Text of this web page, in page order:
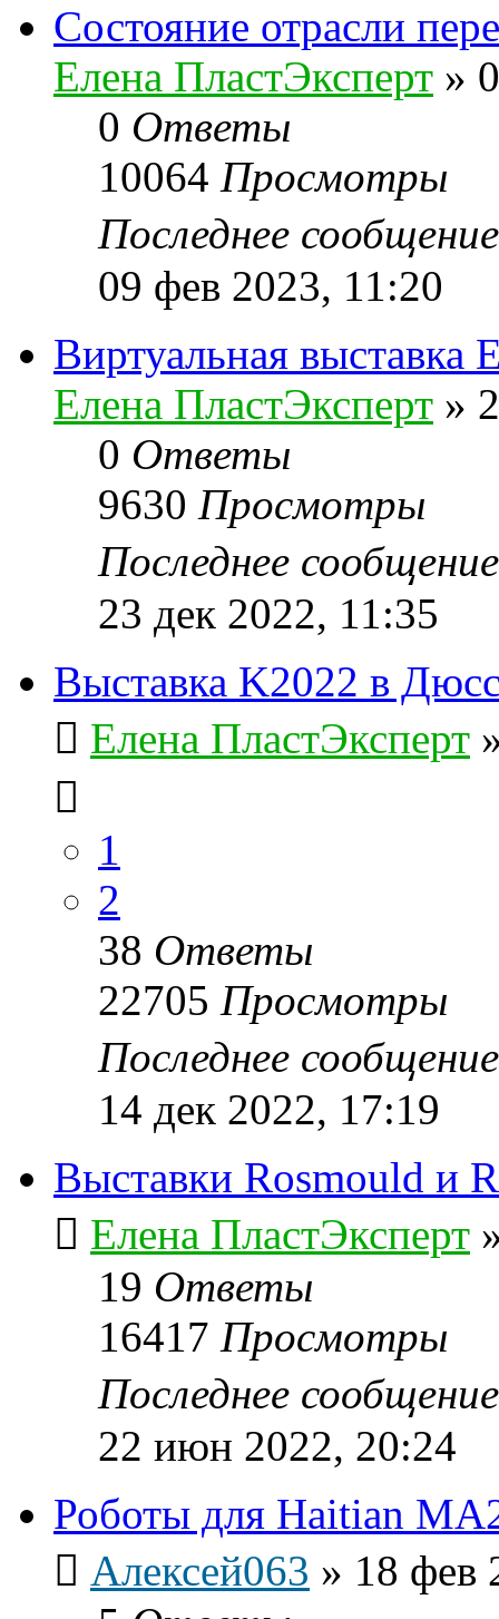
Состояние отрасли
Елена ПластЭксперт »
0 Ответы
10064 Просмотры
Последнее
09 фев 2023, 11:20
Виртуальная выставка
Елена ПластЭксперт »
0 Ответы
9630 Просмотры
Последнее
23 дек 2022, 11:35
Выставка K2022 в
Елена ПластЭксперт
1
2
38 Ответы
22705 Просмотры
Последнее
14 дек 2022, 17:19
Выставки Rosmould и
Елена ПластЭксперт
19 Ответы
16417 Просмотры
Последнее
22 июн 2022, 20:24
Роботы для Нaitian
Алексей063 » 18 фев